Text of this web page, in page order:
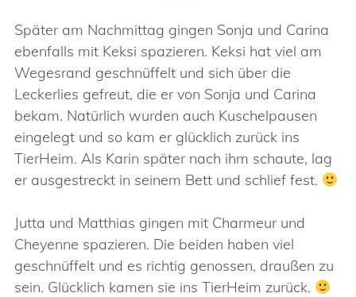
Später am Nachmittag gingen Sonja und Carina
ebenfalls mit Keksi spazieren. Keksi hat viel am
Wegesrand geschnüffelt und sich über die
Leckerlies gefreut, die er von Sonja und Carina
bekam. Natürlich wurden auch Kuschelpausen
eingelegt und so kam er glücklich zurück ins
TierHeim. Als Karin später nach ihm schaute, lag
er ausgestreckt in seinem Bett und schlief fest.
Jutta und Matthias gingen mit Charmeur und
Cheyenne spazieren. Die beiden haben viel
geschnüffelt und es richtig genossen, draußen zu
sein. Glücklich kamen sie ins TierHeim zurück.